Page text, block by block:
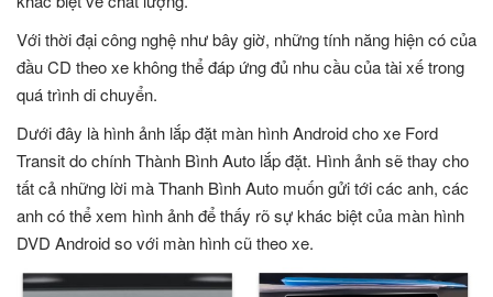
Với thời đại công nghệ như bây giờ, những tính năng hiện có của
đầu CD theo xe không thể đáp ứng đủ nhu cầu của tài xế trong
quá trình di chuyển.
Dưới đây là hình ảnh lắp đặt màn hình Android cho xe Ford
Transit do chính Thành Bình Auto lắp đặt. Hình ảnh sẽ thay cho
tất cả những lời mà Thanh Bình Auto muốn gửi tới các anh, các
anh có thể xem hình ảnh để thấy rõ sự khác biệt của màn hình
DVD Android so với màn hình cũ theo xe.